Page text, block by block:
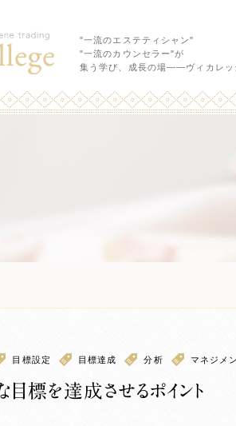
"一流のエステティシャン"
"一流のカウンセラー"が
集う学び、成長の場――ヴィカレッ
目標設定 目標達成 分析 マネジメ
目標を達成させるポイント